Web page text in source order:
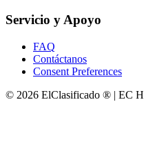
Servicio y Apoyo
FAQ
Contáctanos
Consent Preferences
© 2026 ElClasificado ® | EC